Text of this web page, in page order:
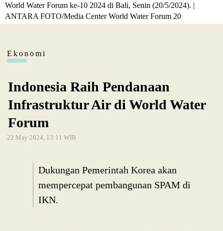
World Water Forum ke-10 2024 di Bali, Senin (20/5/2024). |
ANTARA FOTO/Media Center World Water Forum 20
Ekonomi
Indonesia Raih Pendanaan
Infrastruktur Air di World Water
Forum
22 May 2024, 13:11 WIB
Dukungan Pemerintah Korea akan
mempercepat pembangunan SPAM di
IKN.